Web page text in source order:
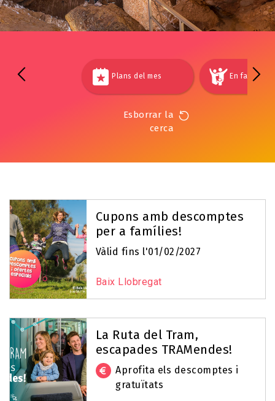
Plans del mes En família
Esborrar la
cerca
Cupons amb descomptes
per a famílies!
Vàlid fins l'01/02/2027
Baix Llobregat
La Ruta del Tram,
escapades TRAMendes!
Aprofita els descomptes i
gratuïtats